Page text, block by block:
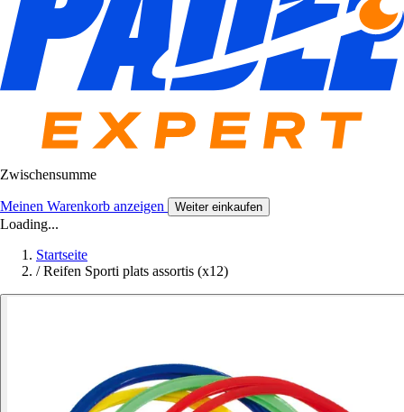
Zwischensumme
Meinen Warenkorb anzeigen Weiter einkaufen
Loading...
Startseite
/ Reifen Sporti plats assortis (x12)